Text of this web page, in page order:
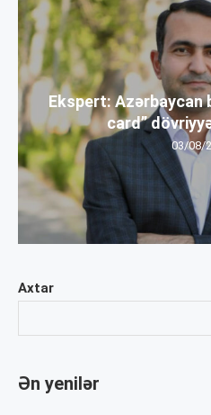
Axtar
Ən yenilər
Ekspert: Azərbaycan
card”
03/08/